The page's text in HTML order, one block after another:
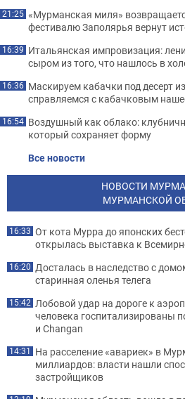
21:25 «Мурманская миля»
фестивалю Заполярья вернут
16:39 Итальянская импровизация:
сыром из того, что нашлось в
16:36 Маскируем кабачки под десерт
справляемся с кабачковым
16:54 Воздушный как облако:
который сохраняет форму
Все новости
НОВОСТИ
МУРМАНСКОЙ
16:33 От кота Мурра до японских
открылась выставка к
16:20 Досталась в наследство с
старинная оленья телега
15:42 Лобовой удар на дороге к
человека госпитализированы
и Changan
14:31 На расселение «авариек» в
миллиардов: власти нашли
застройщиков